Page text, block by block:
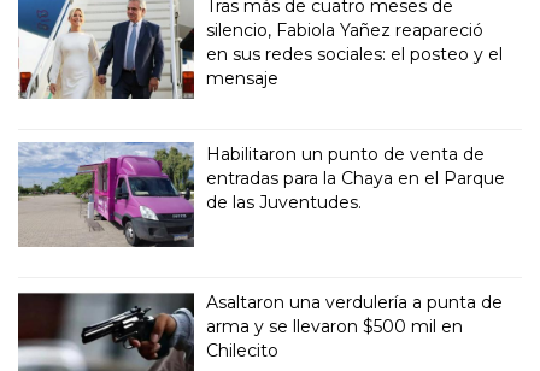
Tras más de cuatro meses de
silencio, Fabiola Yañez reapareció
en sus redes sociales: el posteo y el
mensaje
Habilitaron un punto de venta de
entradas para la Chaya en el Parque
de las Juventudes.
Asaltaron una verdulería a punta de
arma y se llevaron $500 mil en
Chilecito